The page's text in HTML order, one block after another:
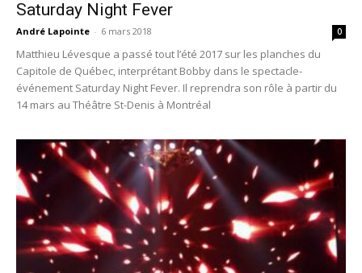
Saturday Night Fever
André Lapointe - 6 mars 2018 0
Matthieu Lévesque a passé tout l’été 2017 sur les planches du
Capitole de Québec, interprétant Bobby dans le spectacle-
événement Saturday Night Fever. Il reprendra son rôle à partir du
14 mars au Théâtre St-Denis à Montréal